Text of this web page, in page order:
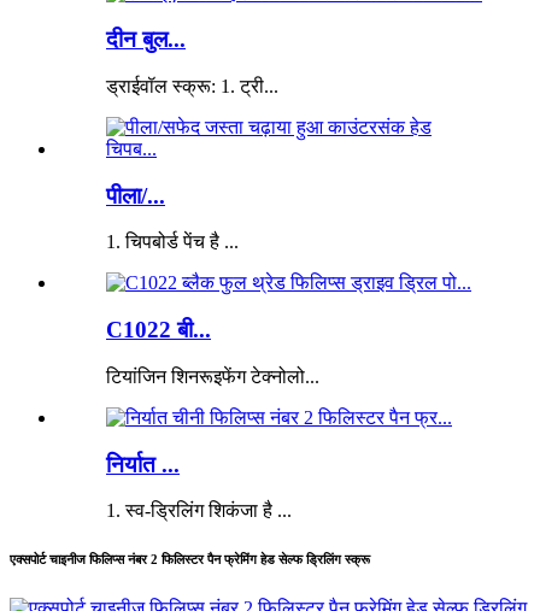
दीन बुल...
ड्राईवॉल स्क्रू: 1. ट्री...
पीला/...
1. चिपबोर्ड पेंच है ...
C1022 बी...
टियांजिन शिनरूइफेंग टेक्नोलो...
निर्यात ...
1. स्व-ड्रिलिंग शिकंजा है ...
एक्सपोर्ट चाइनीज फिलिप्स नंबर 2 फिलिस्टर पैन फ्रेमिंग हेड सेल्फ ड्रिलिंग स्क्रू